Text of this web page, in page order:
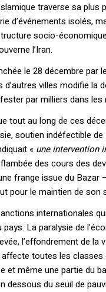
traverse sa
d’événements isolés,
socio-
l’Iran.
le 28 décembre par
d’autres villes modifie la
par milliers dans les
tout au long de ces
soutien indéfectible
« une intervention
des cours des
frange issue du Bazar
pour le maintien de son
internationales
La paralysie de
l’effondrement de la
toutes les classes
et même une partie du
dessous du seuil de